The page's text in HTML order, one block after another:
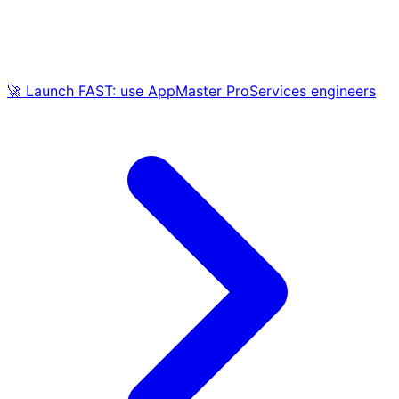
🚀 Launch FAST: use AppMaster ProServices engineers